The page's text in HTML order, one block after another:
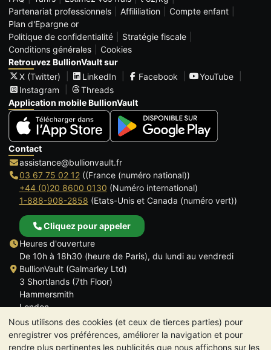
Nous utilisons des cookies (et ceux de tierces parties) pour
enregistrer vos préférences, améliorer la navigation et pour
rendre plus pertinentes les publicités que nous affichons sur les
Partenariat professionnels
Affililiation
Compte enfant
Plan d'Epargne or
Politique de confidentialité
Stratégie fiscale
Conditions générales
Cookies
Retrouvez BullionVault sur
X (Twitter)
LinkedIn Facebook
YouTube
Instagram
Threads
Application mobile BullionVault
Contact
assistance@bullionvault.fr
03 67 75 02 12((France (numéro national))
+44 (0)20 8600 0130 (Numéro international)
1-888-908-2858 (Etats-Unis et Canada (numéro vert))
Cliquez pour appeler
Heures d'ouverture
De 10h à 18h30 (heure de Paris), du lundi au vendredi
BullionVault (Galmarley Ltd)
3 Shortlands (7th Floor)
Hammersmith
London
W6 8DA
ROYAUME UNI